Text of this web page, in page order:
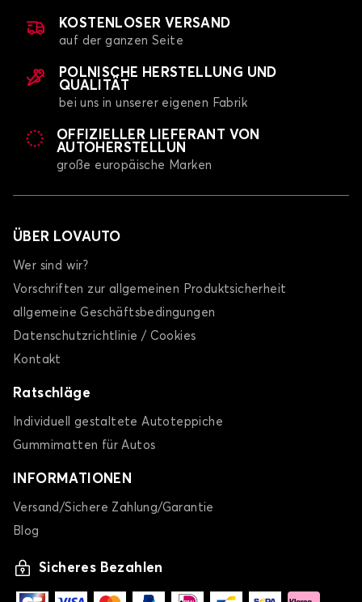
KOSTENLOSER VERSAND
auf der ganzen Seite
POLNISCHE HERSTELLUNG UND
QUALITÄT
bei uns in unserer eigenen Fabrik
OFFIZIELLER LIEFERANT VON
AUTOHERSTELLUN
große europäische Marken
ÜBER LOVAUTO
Wer sind wir?
Vorschriften zur allgemeinen Produktsicherheit
allgemeine Geschäftsbedingungen
Datenschutzrichtlinie / Cookies
Kontakt
Ratschläge
Individuell gestaltete Autoteppiche
Gummimatten für Autos
INFORMATIONEN
Versand/Sichere Zahlung/Garantie
Blog
Sicheres Bezahlen